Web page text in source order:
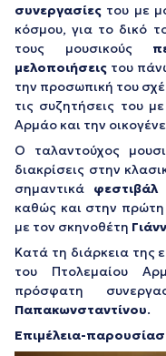
συνεργασίες του με
κόσμου, για το δικό
τους μουσικούς
μελοποιήσεις του
την προσωπική του
τις συζητήσεις του
Αρμάο και την
Ο ταλαντούχος
διακρίσεις στην
σημαντικά φεστιβάλ
καθώς και στην
με τον σκηνοθέτη
Κατά τη διάρκεια της
του Πτολεμαίου
πρόσφατη
Παπακωνσταντίνου.
Επιμέλεια-